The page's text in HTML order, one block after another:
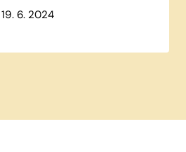
19. 6. 2024